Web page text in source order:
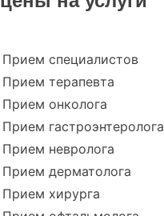
Прием специалистов
Прием терапевта
Прием онколога
Прием гастроэнтеролога
Прием невролога
Прием дерматолога
Прием хирурга